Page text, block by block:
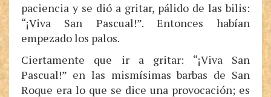
paciencia y se dió a gritar, pálido de las bilis:
“¡Viva San Pascual!”. Entonces habían
empezado los palos.
Ciertamente que ir a gritar: “¡Viva San
Pascual!” en las mismísimas barbas de San
Roque era lo que se dice una provocación; es